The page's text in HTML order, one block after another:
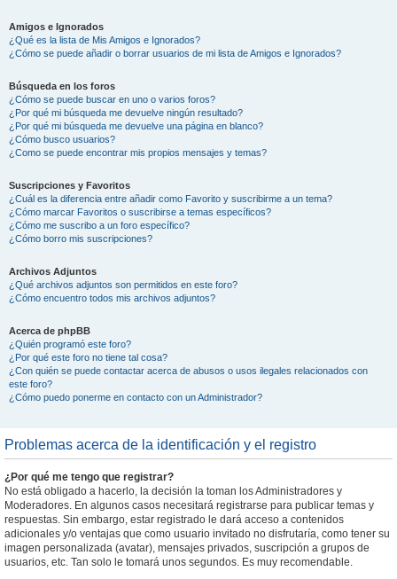
Amigos e Ignorados
¿Qué es la lista de Mis Amigos e Ignorados?
¿Cómo se puede añadir o borrar usuarios de mi lista de Amigos e Ignorados?
Búsqueda en los foros
¿Cómo se puede buscar en uno o varios foros?
¿Por qué mi búsqueda me devuelve ningún resultado?
¿Por qué mi búsqueda me devuelve una página en blanco?
¿Cómo busco usuarios?
¿Como se puede encontrar mis propios mensajes y temas?
Suscripciones y Favoritos
¿Cuál es la diferencia entre añadir como Favorito y suscribirme a un tema?
¿Cómo marcar Favoritos o suscribirse a temas específicos?
¿Cómo me suscribo a un foro específico?
¿Cómo borro mis suscripciones?
Archivos Adjuntos
¿Qué archivos adjuntos son permitidos en este foro?
¿Cómo encuentro todos mis archivos adjuntos?
Acerca de phpBB
¿Quién programó este foro?
¿Por qué este foro no tiene tal cosa?
¿Con quién se puede contactar acerca de abusos o usos ilegales relacionados con
este foro?
¿Cómo puedo ponerme en contacto con un Administrador?
Problemas acerca de la identificación y el registro
¿Por qué me tengo que registrar?
No está obligado a hacerlo, la decisión la toman los Administradores y
Moderadores. En algunos casos necesitará registrarse para publicar temas y
respuestas. Sin embargo, estar registrado le dará acceso a contenidos
adicionales y/o ventajas que como usuario invitado no disfrutaría, como tener su
imagen personalizada (avatar), mensajes privados, suscripción a grupos de
usuarios, etc. Tan solo le tomará unos segundos. Es muy recomendable.